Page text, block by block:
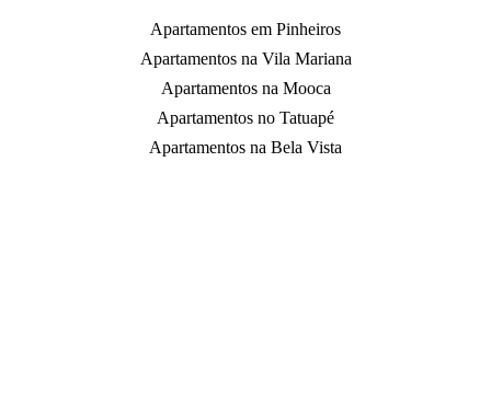
Apartamentos em Pinheiros
Apartamentos na Vila Mariana
Apartamentos na Mooca
Apartamentos no Tatuapé
Apartamentos na Bela Vista